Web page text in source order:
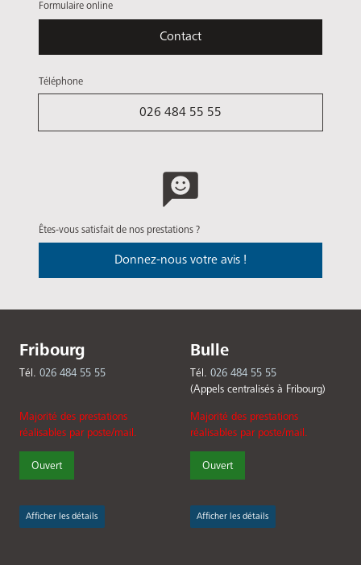
Formulaire online
Contact
Téléphone
026 484 55 55
Êtes-vous satisfait de nos prestations ?
Donnez-nous votre avis !
Fribourg
Tél. 026 484 55 55
Majorité des prestations
réalisables par poste/mail.
Ouvert
Afficher les détails
Bulle
Tél. 026 484 55 55
(Appels centralisés à Fribourg)
Majorité des prestations
réalisables par poste/mail.
Ouvert
Afficher les détails